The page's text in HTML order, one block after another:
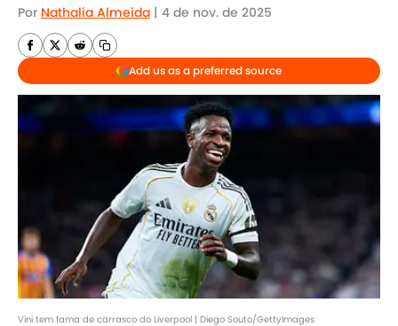
Por Nathalia Almeida | 4 de nov. de 2025
Add us as a preferred source
Vini tem fama de carrasco do Liverpool | Diego Souto/GettyImages